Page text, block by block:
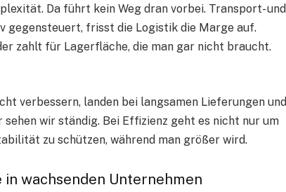
Da führt kein Weg dran vorbei. Transport- und
gegensteuert, frisst die Logistik die Marge auf.
zahlt für Lagerfläche, die man gar nicht braucht.
verbessern, landen bei langsamen Lieferungen und
wir ständig. Bei Effizienz geht es nicht nur um
zu schützen, während man größer wird.
wachsenden Unternehmen